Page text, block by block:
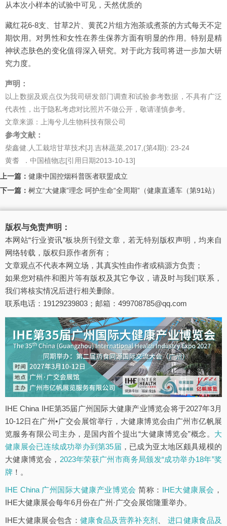
从本次小样本的试验中可见，天然优质的
藏红花6-8支、甘草2片、黄芪2片组方泡茶或煮茶的方式每天不定
期饮用。对男性和女性在养生保养方面有明显的作用。特别是精
神状态肤色的变化值得深入研究。对于此方我司将进一步加大研
究力度。
声明：
以上数据及观点仅为我司研发部门调查和试验参考数据，不具有广泛
代表性，出于隐私考虑对比照片不做公开，敬请谨慎参考。
文章来源：上海兮儿生物科技有限公司
参考文献：
柴鑫健.人工栽培甘草技术[J].吉林蔬菜,2017,(第4期): 23-24
黄耆 ．中国植物志[引用日期2013-10-13]
上一篇： 健康中国控烟科普医者联盟成立
下一篇： 树立“大健康”理念 呵护生命“全周期”（健康直通车（第91站）
版权与免责声明：
本网站“行业资讯”板块所刊登文章，若无特别版权声明，均来自
网络转载，版权归原作者所有；
文章观点不代表本网立场，其真实性由作者或稿源方负责；
如果您对稿件和图片等有版权及其它争议，请及时与我们联系，
我们将核实情况后进行相关删除。
联系电话：19129239803；邮箱：499708785@qq.com
IHE China IHE第35届广州国际大健康产业博览会将于2027年3月
10-12日在广州•广交会展馆举行，大健康博览会由广州市亿帆展
览服务有限公司主办，是国内首个提出“大健康博览会”概念。 大
健康展会已连续成功举办到第35届 ，已成为亚太地区颇具规模的
大健康博览会， 2023年荣获广州市商务局颁发“成功举办18年”奖
牌 ！。
IHE China 广州国际大健康产业博览会 简称： IHE大健康展会 ，
IHE大健康展会每年6月份在广州·广交会展馆隆重举办。
IHE大健康展会包含： 健康食品及营养补充剂 、进口健康食品及